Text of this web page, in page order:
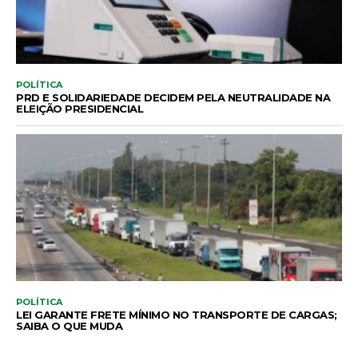
POLÍTICA
PRD E SOLIDARIEDADE DECIDEM PELA NEUTRALIDADE NA
ELEIÇÃO PRESIDENCIAL
POLÍTICA
LEI GARANTE FRETE MÍNIMO NO TRANSPORTE DE CARGAS;
SAIBA O QUE MUDA